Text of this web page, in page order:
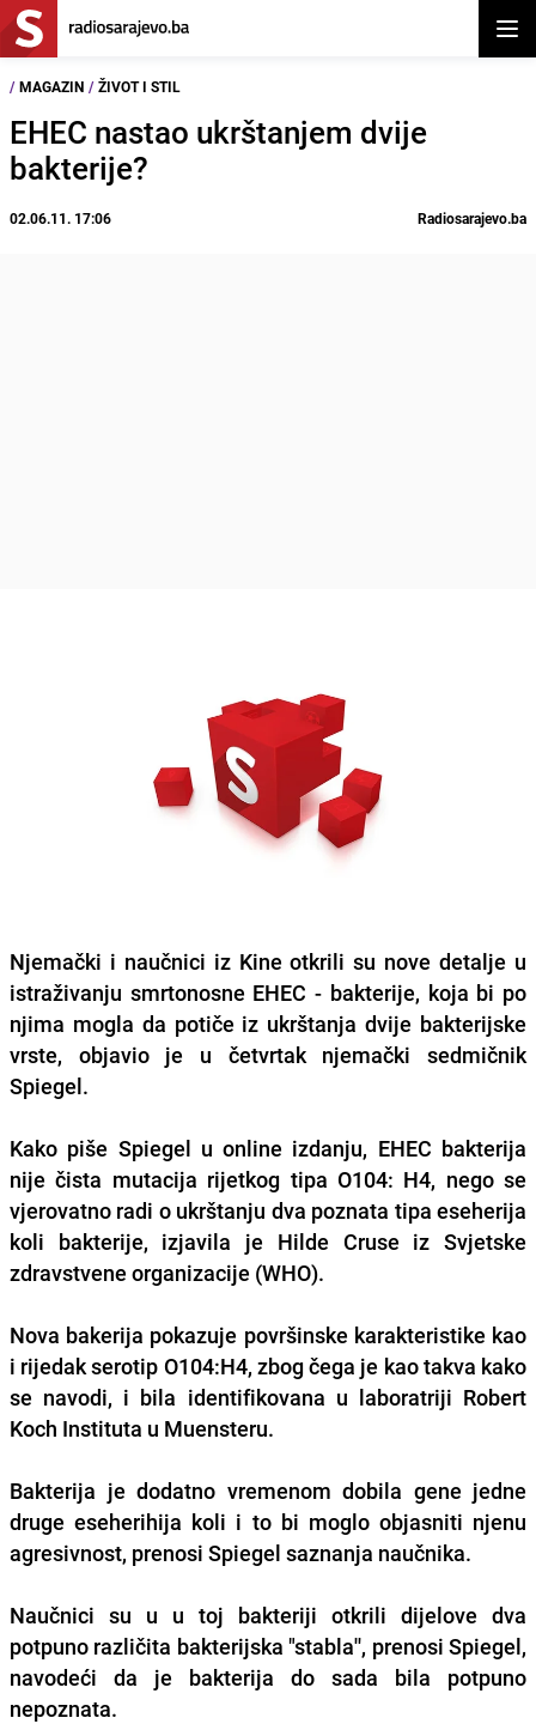
/ MAGAZIN / ŽIVOT I STIL
EHEC nastao ukrštanjem dvije
bakterije?
02.06.11. 17:06 Radiosarajevo.ba
Njemački i naučnici iz Kine otkrili su nove detalje u
istraživanju smrtonosne EHEC - bakterije, koja bi po
njima mogla da potiče iz ukrštanja dvije bakterijske
vrste, objavio je u četvrtak njemački sedmičnik
Spiegel.
Kako piše Spiegel u online izdanju, EHEC bakterija
nije čista mutacija rijetkog tipa O104: H4, nego se
vjerovatno radi o ukrštanju dva poznata tipa eseherija
koli bakterije, izjavila je Hilde Cruse iz Svjetske
zdravstvene organizacije (WHO).
Nova bakerija pokazuje površinske karakteristike kao
i rijedak serotip O104:H4, zbog čega je kao takva kako
se navodi, i bila identifikovana u laboratriji Robert
Koch Instituta u Muensteru.
Bakterija je dodatno vremenom dobila gene jedne
druge eseherihija koli i to bi moglo objasniti njenu
agresivnost, prenosi Spiegel saznanja naučnika.
Naučnici su u u toj bakteriji otkrili dijelove dva
potpuno različita bakterijska "stabla'', prenosi Spiegel,
navodeći da je bakterija do sada bila potpuno
nepoznata.